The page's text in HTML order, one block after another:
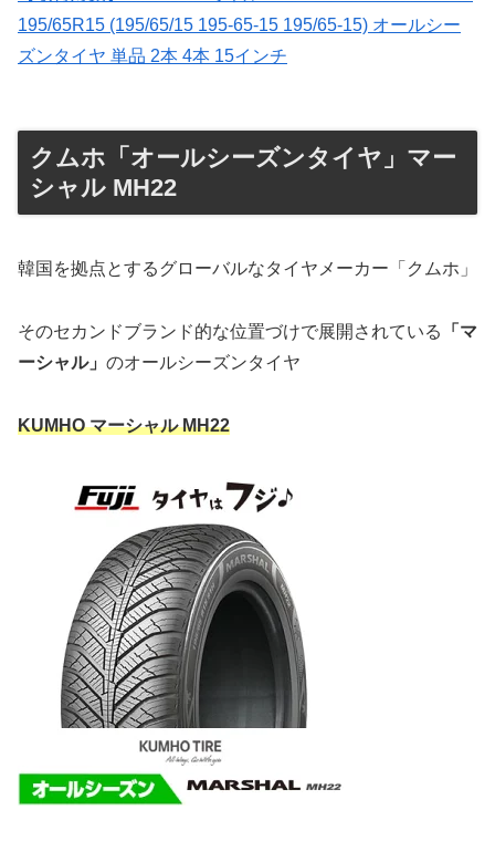
195/65R15 (195/65/15 195-65-15 195/65-15) オールシー
ズンタイヤ 単品 2本 4本 15インチ
クムホ「オールシーズンタイヤ」マー
シャル MH22
韓国を拠点とするグローバルなタイヤメーカー「クムホ」
そのセカンドブランド的な位置づけで展開されている
「マ
ーシャル」 のオールシーズンタイヤ
KUMHO マーシャル MH22